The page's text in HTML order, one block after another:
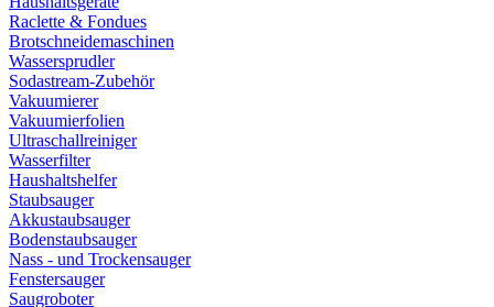
Raclette & Fondues
Brotschneidemaschinen
Wassersprudler
Sodastream-Zubehör
Vakuumierer
Vakuumierfolien
Ultraschallreiniger
Wasserfilter
Haushaltshelfer
Staubsauger
Akkustaubsauger
Bodenstaubsauger
Nass - und Trockensauger
Fenstersauger
Saugroboter